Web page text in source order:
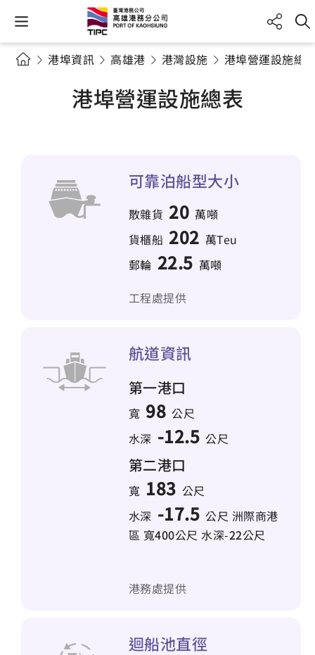
港埠資訊 高雄港 港灣設施 港埠營運設施總
港埠營運設施總表
可靠泊船型大小
散雜貨 20 萬噸
貨櫃船 202 萬Teu
郵輪 22.5 萬噸
工程處提供
航道資訊
第一港口
寬 98 公尺
水深 -12.5 公尺
第二港口
寬 183 公尺
水深 -17.5 公尺 洲際商港
區 寬400公尺 水深-22公尺
港務處提供
迴船池直徑